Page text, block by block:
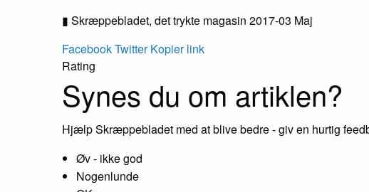
▮ Skræppebladet, det trykte magasin 2017-03 Maj
FacebookTwitter Kopier link
Rating
Synes du om artiklen?
Hjælp Skræppebladet med at blive bedre - giv en hurtig
Øv - ikke god
Nogenlunde